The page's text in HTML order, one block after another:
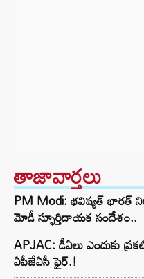
తాజావార్తలు
PM Modi: భవిష్యత్ భారత్
మోడీ స్ఫూర్తిదాయక సందేశం..
APJAC: డీఏలు ఎందుకు
ఏపీజేఏసీ ఫైర్.!